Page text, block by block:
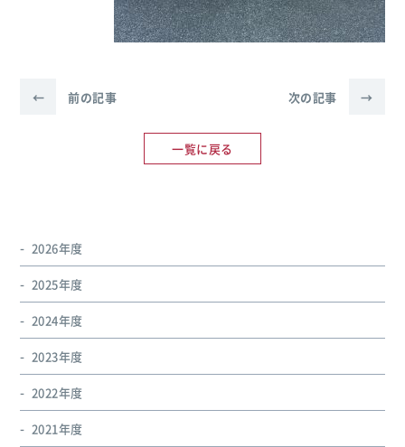
← 前の記事
一覧に戻る
次の記事 →
2026年度
2025年度
2024年度
2023年度
2022年度
2021年度